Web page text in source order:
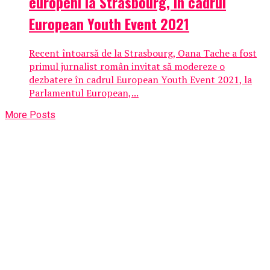
European Youth Event 2021
Recent întoarsă de la Strasbourg, Oana Tache a fost
primul jurnalist român invitat să modereze o
dezbatere în cadrul European Youth Event 2021, la
Parlamentul European,...
More Posts